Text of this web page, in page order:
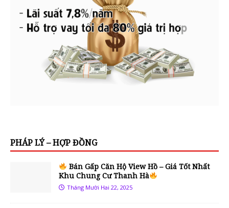
PHÁP LÝ – HỢP ĐỒNG
Bán Gấp Căn Hộ View Hồ – Giá Tốt Nhất
Khu Chung Cư Thanh Hà
Tháng Mười Hai 22, 2025